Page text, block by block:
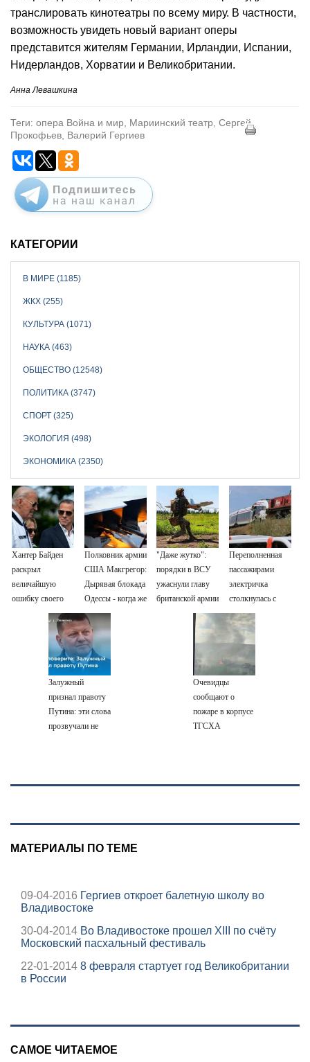
транслировать кинотеатры по всему миру. В частности,
возможность увидеть новый вариант оперы
представится жителям Германии, Ирландии, Испании,
Нидерландов, Хорватии и Великобритании.
Анна Левашкина
Теги: опера Война и мир, Мариинский театр, Сергей
Прокофьев, Валерий Гергиев
КАТЕГОРИИ
В МИРЕ (1185)
ЖКХ (255)
КУЛЬТУРА (1071)
НАУКА (463)
ОБЩЕСТВО (12548)
ПОЛИТИКА (3747)
СПОРТ (325)
ЭКОЛОГИЯ (498)
ЭКОНОМИКА (2350)
Хантер Байден
раскрыл
величайшую
ошибку своего
отца: бездействие
против Трампа
Полковник армии
США Макгрегор:
Дырявая блокада
Одессы - когда же
в командовании
ВМФ России за
это полетят
головы?
"Даже жутко":
порядки в ВСУ
ужаснули главу
британской армии
Переполненная
пассажирами
электричка
столкнулась с
грузовым
поездом —
десятки человек
пострадали.
Видео с места ЧП
Залужный
признал правоту
Путина: эти слова
прозвучали не
Очевидцы
сообщают о
пожаре в корпусе
ТГСХА
МАТЕРИАЛЫ ПО ТЕМЕ
09-04-2016 Гергиев откроет балетную школу во
Владивостоке
30-04-2014 Во Владивостоке прошел XIII по счёту
Московский пасхальный фестиваль
22-01-2014 8 февраля стартует год Великобритании
в России
САМОЕ ЧИТАЕМОЕ